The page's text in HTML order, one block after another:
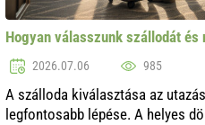
Hogyan válasszunk szállodát és
2026.07.06 985
A szálloda kiválasztása az
legfontosabb lépése. A helyes